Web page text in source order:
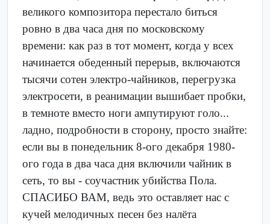
великого композитора перестало биться
ровно в два часа дня по московскому
времени: как раз в тот момент, когда у всех
начинается обеденный перерыв, включаются
тысячи сотен электро-чайников, перегрузка
электросети, в реанимации вышибает пробки,
в темноте вместо ноги ампутируют голо...
ладно, подробности в сторону, просто знайте:
если вы в понедельник 8-ого декабря 1980-
ого года в два часа дня включили чайник в
сеть, то вы - соучастник убийства Пола.
СПАСИБО ВАМ, ведь это оставляет нас с
кучей мелодичных песен без налёта